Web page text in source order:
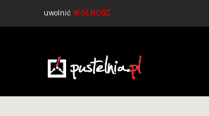
uwolnić WOLNOŚĆ